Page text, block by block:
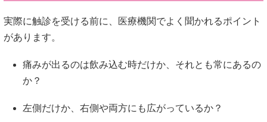
実際に触診を受ける前に、医療機関でよく聞かれるポイント
があります。
痛みが出るのは飲み込む時だけか、それとも常にあるの
か？
左側だけか、右側や両方にも広がっているか？